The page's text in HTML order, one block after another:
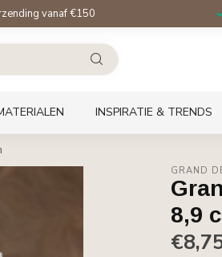
vanaf €150
INSPIRATIE & TRENDS
GRAND
8,9